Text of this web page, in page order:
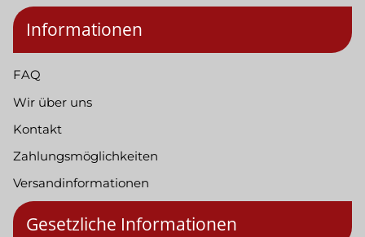
Informationen
FAQ
Wir über uns
Kontakt
Zahlungsmöglichkeiten
Versandinformationen
Gesetzliche Informationen